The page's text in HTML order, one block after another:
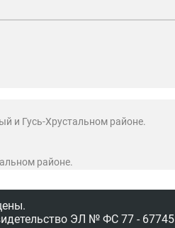
и Гусь-Хрустальном районе.
районе.
ЭЛ № ФС 77 - 67745